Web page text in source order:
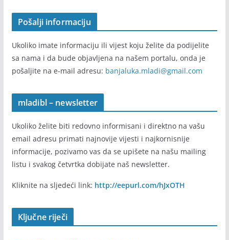
Pošalji informaciju
Ukoliko imate informaciju ili vijest koju želite da podijelite
sa nama i da bude objavljena na našem portalu, onda je
pošaljite na e-mail adresu: banjaluka.mladi@gmail.com
mladibl – newsletter
Ukoliko želite biti redovno informisani i direktno na vašu
email adresu primati najnovije vijesti i najkornisnije
informacije, pozivamo vas da se upišete na našu mailing
listu i svakog četvrtka dobijate naš newsletter.
Kliknite na sljedeći link: http://eepurl.com/hJxOTH
Ključne riječi